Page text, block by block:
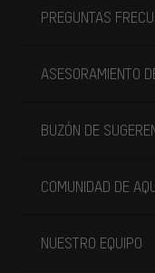
PREGUNTAS
ASESORAMIENTO
BUZÓN DE
COMUNIDAD DE
NUESTRO EQUIPO